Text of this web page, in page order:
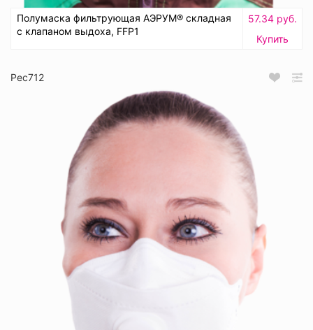
Полумаска фильтрующая АЭРУМ® складная
с клапаном выдоха, FFP1
57.34 руб.
Купить
Рес712